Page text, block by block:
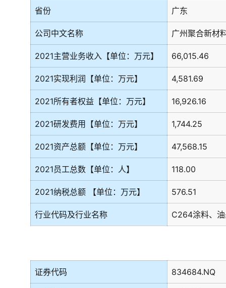
省份 广东
公司中文名称 广州聚合新材
2021主营业务收入【单位：万元】 66,015.46
2021实现利润【单位：万元】 4,581.69
2021所有者权益【单位：万元】 16,926.16
2021研发费用【单位：万元】 1,744.25
2021资产总额【单位：万元】 47,568.15
2021员工总数【单位：人】 118.00
2021纳税总额 【单位：万元】 576.51
行业代码及行业名称 C264涂料、
证券代码 834684.NQ